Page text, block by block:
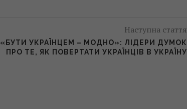
Наступна стаття
«БУТИ УКРАЇНЦЕМ – МОДНО»: ЛІДЕРИ ДУМОК
ПРО ТЕ, ЯК ПОВЕРТАТИ УКРАЇНЦІВ В УКРАЇНУ